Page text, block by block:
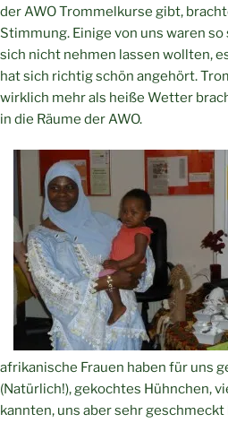
der AWO Trommelkurse gibt,
Stimmung. Einige von uns waren
sich nicht nehmen lassen wollten,
hat sich richtig schön angehört.
wirklich mehr als heiße Wetter
in die Räume der AWO.
afrikanische Frauen haben für uns
(Natürlich!), gekochtes Hühnchen,
kannten, uns aber sehr